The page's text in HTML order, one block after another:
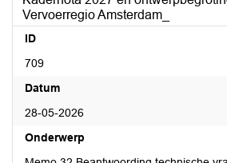
Vervoerregio Amsterdam_
ID
709
Datum
28-05-2026
Onderwerp